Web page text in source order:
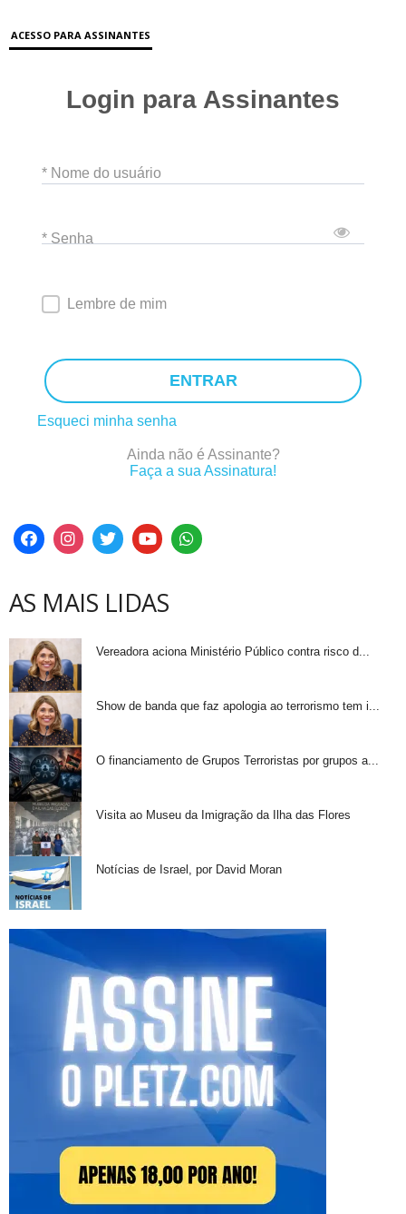
ACESSO PARA ASSINANTES
Login para Assinantes
* Nome do usuário
* Senha
Lembre de mim
ENTRAR
Esqueci minha senha
Ainda não é Assinante?
Faça a sua Assinatura!
AS MAIS LIDAS
Vereadora aciona Ministério Público contra risco d...
Show de banda que faz apologia ao terrorismo tem i...
O financiamento de Grupos Terroristas por grupos a...
Visita ao Museu da Imigração da Ilha das Flores
Notícias de Israel, por David Moran